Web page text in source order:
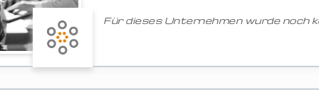
Für dieses Unternehmen wurde noch